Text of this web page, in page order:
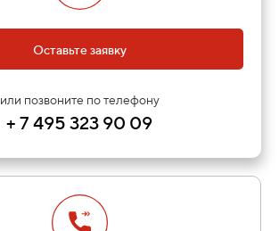
Оставьте заявку
или позвоните по телефону
+ 7 495 323 90 09